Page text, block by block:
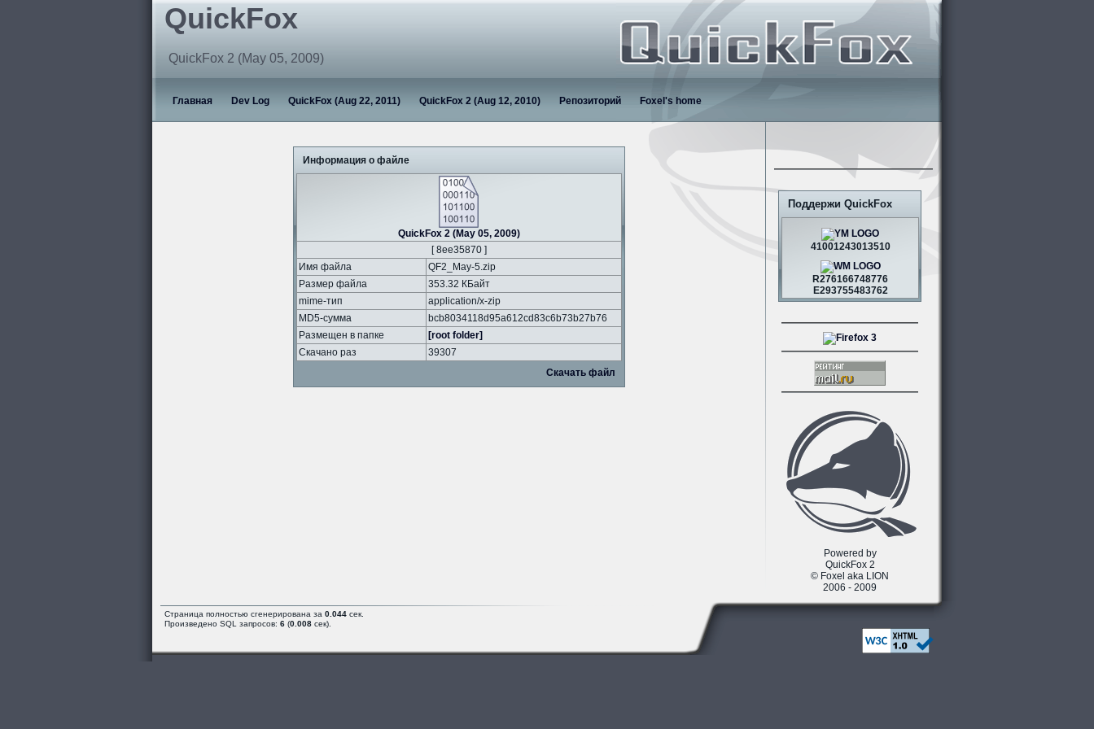
QuickFox
QuickFox 2 (May 05, 2009)
Главная Dev Log QuickFox (Aug 22, 2011) QuickFox 2 (Aug 12, 2010) Репозиторий Foxel's home
Информация о файле
QuickFox 2 (May 05, 2009)
[ 8ee35870 ]
Имя файла
QF2_May-5.zip
Размер файла
353.32 КБайт
mime-тип
application/x-zip
MD5-сумма
bcb8034118d95a612cd83c6b73b27b76
Размещен в папке
[root folder]
Скачано раз
39307
Скачать файл
Поддержи QuickFox
41001243013510
R276166748776
E293755483762
Powered by
QuickFox 2
© Foxel aka LION
2006 - 2009
Страница полностью сгенерирована за 0.044 сек.
Произведено SQL запросов: 6 (0.008 сек).